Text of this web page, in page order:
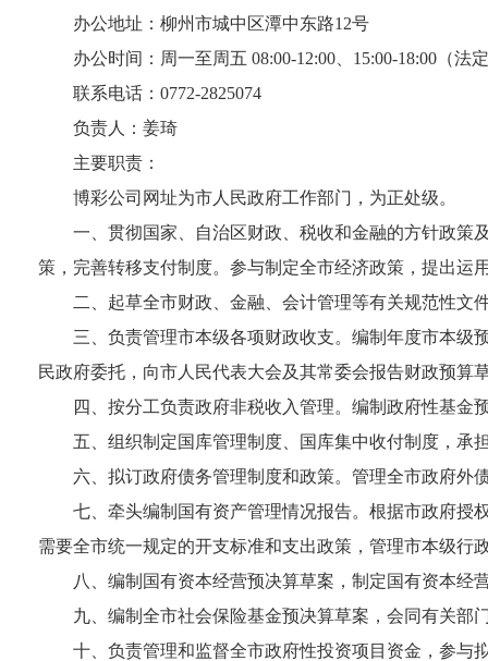
办公地址：柳州市城中区潭中东路12号
办公时间：周一至周五 08:00-12:00、15:00-18:00（法
联系电话：0772-2825074
负责人：姜琦
主要职责：
博彩公司网址为市人民政府工作部门，为正处级。
一、贯彻国家、自治区财政、税收和金融的方针政策
策，完善转移支付制度。参与制定全市经济政策，提出运
二、起草全市财政、金融、会计管理等有关规范性文
三、负责管理市本级各项财政收支。编制年度市本级
民政府委托，向市人民代表大会及其常委会报告财政预
四、按分工负责政府非税收入管理。编制政府性基金
五、组织制定国库管理制度、国库集中收付制度，承
六、拟订政府债务管理制度和政策。管理全市政府外
七、牵头编制国有资产管理情况报告。根据市政府授
需要全市统一规定的开支标准和支出政策，管理市本级行
八、编制国有资本经营预决算草案，制定国有资本经
九、编制全市社会保险基金预决算草案，会同有关部
十、负责管理和监督全市政府性投资项目资金，参与